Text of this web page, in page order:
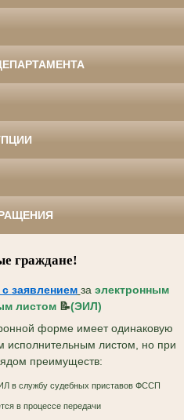
граждане!
с заявлением за электронным
листом 📝(ЭИЛ)
форме имеет одинаковую
исполнительным листом, но при
преимуществ:
в службу судебных приставов ФССП
в процессе передачи